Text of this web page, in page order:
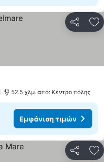
52.5 χλμ. από: Κέντρο πόλης
Εμφάνιση τιμών